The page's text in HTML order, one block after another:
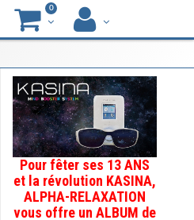
0
Pour fêter ses 13 ANS
et la révolution KASINA,
ALPHA-RELAXATION
vous offre un ALBUM de